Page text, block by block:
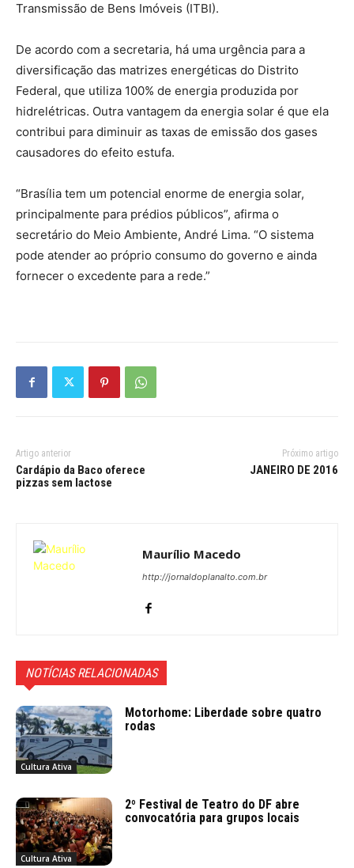
Transmissão de Bens Imóveis (ITBI).
De acordo com a secretaria, há uma urgência para a
diversificação das matrizes energéticas do Distrito
Federal, que utiliza 100% de energia produzida por
hidrelétricas. Outra vantagem da energia solar é que ela
contribui para diminuir as taxas de emissão dos gases
causadores do efeito estufa.
“Brasília tem um potencial enorme de energia solar,
principalmente para prédios públicos”, afirma o
secretário do Meio Ambiente, André Lima. “O sistema
pode atender ao próprio consumo do governo e ainda
fornecer o excedente para a rede.”
Artigo anterior
Cardápio da Baco oferece
pizzas sem lactose
Próximo artigo
JANEIRO DE 2016
Maurílio Macedo
http://jornaldoplanalto.com.br
NOTÍCIAS RELACIONADAS
Cultura Ativa
Motorhome: Liberdade sobre quatro
rodas
Cultura Ativa
2º Festival de Teatro do DF abre
convocatória para grupos locais